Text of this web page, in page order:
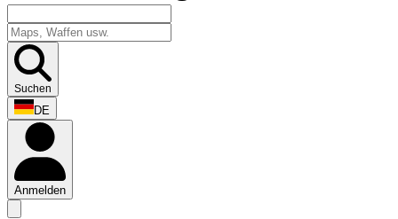
Suchen
DE
Anmelden